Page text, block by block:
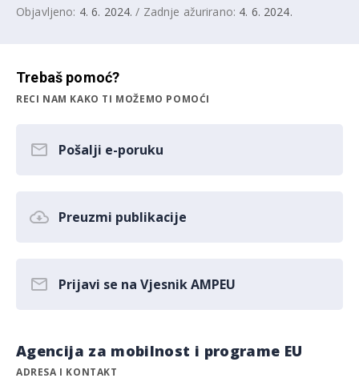
Objavljeno: 4. 6. 2024. / Zadnje ažurirano: 4. 6. 2024.
Trebaš pomoć?
RECI NAM KAKO TI MOŽEMO POMOĆI
Pošalji e-poruku
Preuzmi publikacije
Prijavi se na Vjesnik AMPEU
Agencija za mobilnost i programe EU
ADRESA I KONTAKT